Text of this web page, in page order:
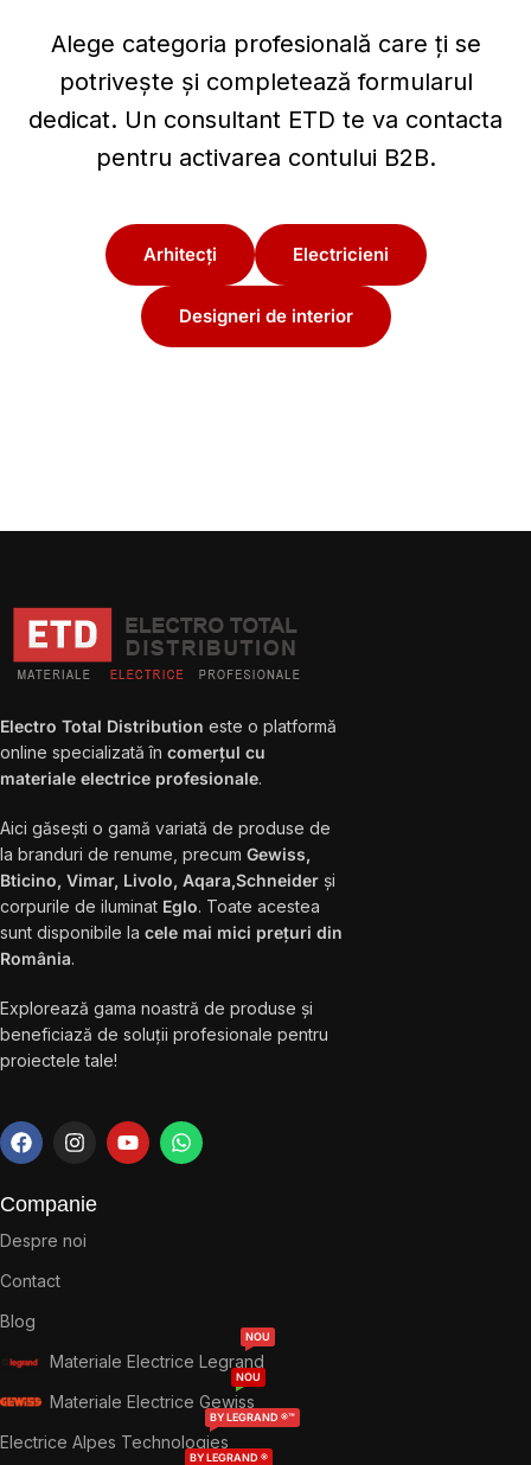
Alege categoria profesională care ți se
potrivește și completează formularul
dedicat. Un consultant ETD te va contacta
pentru activarea contului B2B.
Arhitecți Electricieni
Designeri de interior
Electro Total Distribution este o platformă
online specializată în comerțul cu
materiale electrice profesionale.
Aici găsești o gamă variată de produse de
la branduri de renume, precum Gewiss,
Bticino, Vimar, Livolo, Aqara,Schneider și
corpurile de iluminat Eglo. Toate acestea
sunt disponibile la cele mai mici prețuri din
România.
Explorează gama noastră de produse și
beneficiază de soluții profesionale pentru
proiectele tale!
Companie
Despre noi
Contact
Blog
Materiale Electrice Legrand
NOU
Materiale Electrice Gewiss
NOU
Electrice Alpes Technologies
BY LEGRAND ®™
BY LEGRAND ®